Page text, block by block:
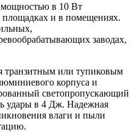
в 10 Вт
площадках и в помещениях.
заводах,
транзитным или тупиковым
корпуса и
светопропускающий
удары в 4 Дж. Надежная
влаги и пыли